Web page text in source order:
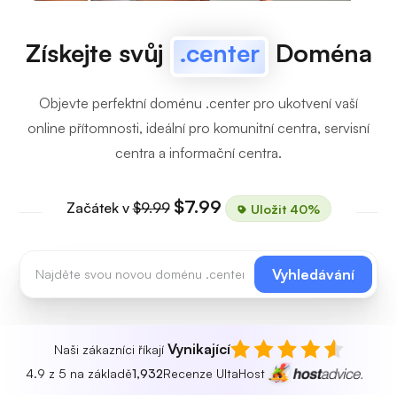
Získejte svůj .center Doména
Objevte perfektní doménu .center pro ukotvení vaší
online přítomnosti, ideální pro komunitní centra, servisní
centra a informační centra.
Začátek v$9.99 $7.99 Uložit 40%
Vyhledávání
Naši zákazníci říkají Vynikající
4.9 z 5 na základě1,932Recenze UltaHost